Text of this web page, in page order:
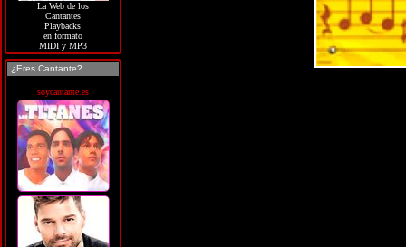
La Web de los
Cantantes
Playbacks
en formato
MIDI y MP3
¿Eres Cantante?
soycantante.es